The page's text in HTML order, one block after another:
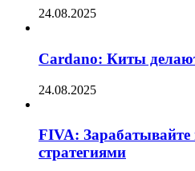
24.08.2025
Cardano: Киты
24.08.2025
FIVA:
стратегиями